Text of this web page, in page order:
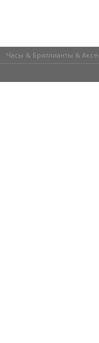
Часы & Бриллианты &